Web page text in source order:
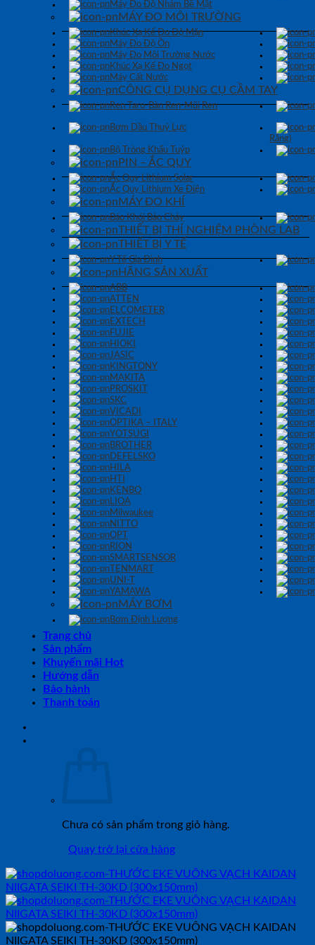
Máy Đo Độ Nhám Bề Mặt
MÁY ĐO MÔI TRƯỜNG
Khúc Xạ Kế Đo Độ Mặn
Máy Đo Độ Ồn
Máy Đo Môi Trường Nước
Khúc Xạ Kế Đo Ngọt
Máy Cất Nước
CÔNG CỤ DỤNG CỤ CẦM TAY
Ren Taro-Bàn Ren-Mũi Ren
Bơm Dầu Thuỷ Lực
Răng)
Bộ Tròng Khẩu Tuýp
PIN – ẮC QUY
Ắc Quy Lithium Solar
Ắc Quy Lithium Xe Điện
MÁY ĐO KHÍ
Báo Khói Báo Cháy
THIẾT BỊ THÍ NGHIỆM PHÒNG LAB
THIẾT BỊ Y TẾ
Y Tế Gia Đình
HÃNG SẢN XUẤT
ABB
ATTEN
ELCOMETER
EXTECH
FUJIE
HIOKI
JASIC
KINGTONY
MAKITA
PROSKIT
SKC
VICADI
OPTIKA – ITALY
YOTSUGI
BROTHER
DEFELSKO
HILA
HTI
KENBO
LIOA
Milwaukee
NITTO
OPT
RION
SMARTSENSOR
TENMART
UNI-T
YAMAWA
MÁY BƠM
Bơm Định Lượng
Trang chủ
Sản phẩm
Khuyến mãi Hot
Hướng dẫn
Bảo hành
Thanh toán
Chưa có sản phẩm trong giỏ hàng.
Quay trở lại cửa hàng